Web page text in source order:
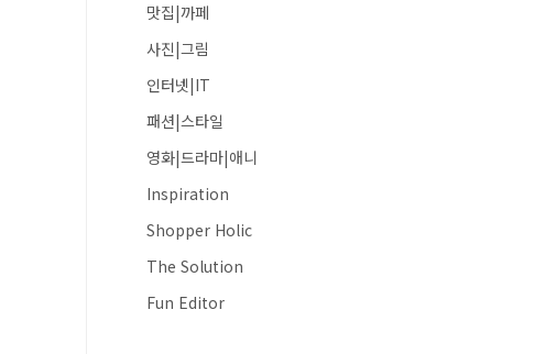
맛집|까페
사진|그림
인터넷|IT
패션|스타일
영화|드라마|애니
Inspiration
Shopper Holic
The Solution
Fun Editor